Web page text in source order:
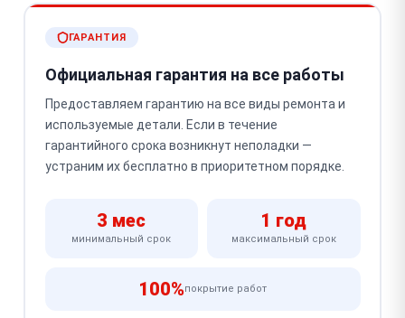
ГАРАНТИЯ
Официальная гарантия на все работы
Предоставляем гарантию на все виды ремонта и
используемые детали. Если в течение
гарантийного срока возникнут неполадки —
устраним их бесплатно в приоритетном порядке.
3 мес
минимальный срок
1 год
максимальный срок
100%покрытие работ